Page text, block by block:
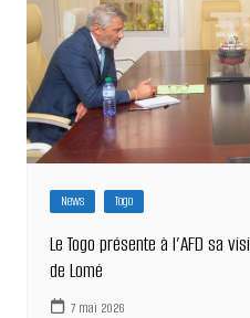
News Togo
Le Togo présente à l’AFD sa
de Lomé
7 mai 2026